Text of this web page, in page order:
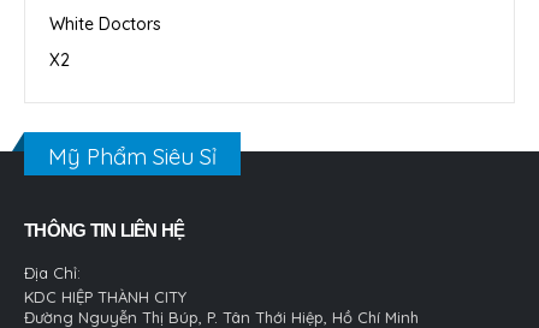
White Doctors
X2
Mỹ Phẩm Siêu Sỉ
THÔNG TIN LIÊN HỆ
Địa Chỉ:
KDC HIỆP THÀNH CITY
Đường Nguyễn Thị Búp, P. Tân Thới Hiệp, Hồ Chí Minh